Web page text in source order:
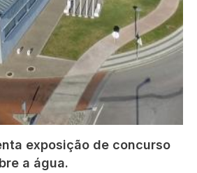
exposição de concurso
a água.